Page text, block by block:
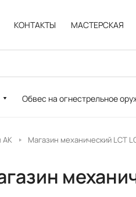
КОНТАКТЫ МАСТЕРСКАЯ
Обвес на огнестрельное
АК Магазин механический LCT